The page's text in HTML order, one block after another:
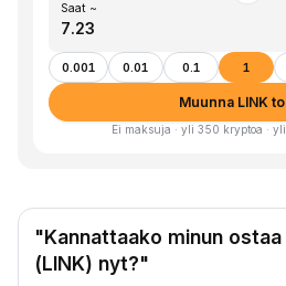
Saat ~
0.001 0.01 0.1 1
Muunna LINK to
Ei maksuja · yli 350 kryptoa ·
"Kannattaako minun
(LINK) nyt?"